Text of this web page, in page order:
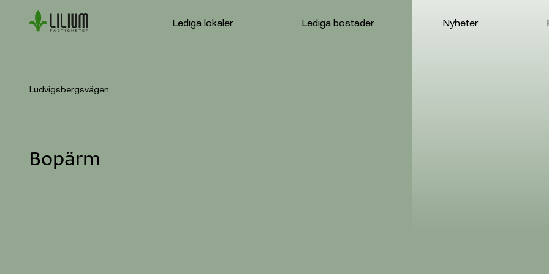
Vanliga frågor
För hyresgäster
Lediga lokaler Lediga bostäder Nyheter
Ludvigsbergsvägen
Bopärm